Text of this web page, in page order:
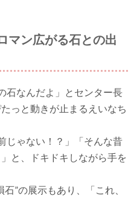
マン広がる石との出
石なんだよ」とセンター長
っと動きが止まるえいなち
じゃない！？」「そんな昔
と、ドキドキしながら手を
”の展示もあり、「これ、